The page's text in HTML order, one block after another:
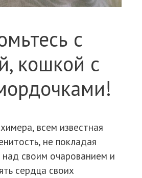
с
кошкой с
всем известная
не покладая
своим очарованием и
сердца своих